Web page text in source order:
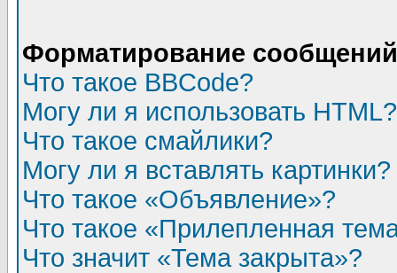
Форматирование
Что такое BBCode?
Могу ли я использовать HTML?
Что такое смайлики?
Могу ли я вставлять картинки?
Что такое «Объявление»?
Что такое «Прилепленная
Что значит «Тема закрыта»?